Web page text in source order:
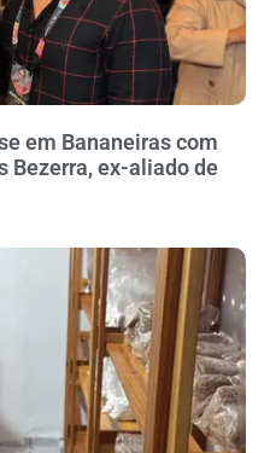
em Bananeiras com
Bezerra, ex-aliado de